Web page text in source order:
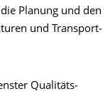
Planung und den
und Trans­port­
Quali­täts­